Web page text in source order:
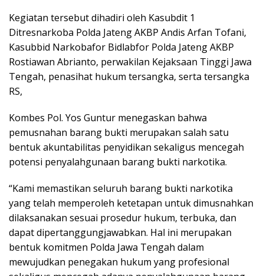
Kegiatan tersebut dihadiri oleh Kasubdit 1
Ditresnarkoba Polda Jateng AKBP Andis Arfan Tofani,
Kasubbid Narkobafor Bidlabfor Polda Jateng AKBP
Rostiawan Abrianto, perwakilan Kejaksaan Tinggi Jawa
Tengah, penasihat hukum tersangka, serta tersangka
RS,
Kombes Pol. Yos Guntur menegaskan bahwa
pemusnahan barang bukti merupakan salah satu
bentuk akuntabilitas penyidikan sekaligus mencegah
potensi penyalahgunaan barang bukti narkotika.
“Kami memastikan seluruh barang bukti narkotika
yang telah memperoleh ketetapan untuk dimusnahkan
dilaksanakan sesuai prosedur hukum, terbuka, dan
dapat dipertanggungjawabkan. Hal ini merupakan
bentuk komitmen Polda Jawa Tengah dalam
mewujudkan penegakan hukum yang profesional